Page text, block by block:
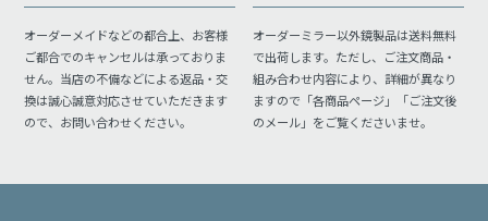
オーダーメイドなどの都合上、お客様
ご都合でのキャンセルは承っておりま
せん。当店の不備などによる返品・交
換は誠心誠意対応させていただきます
ので、お問い合わせください。
オーダーミラー以外鏡製品は送料無料
で出荷します。ただし、ご注文商品・
組み合わせ内容により、詳細が異なり
ますので「各商品ページ」「ご注文後
のメール」をご覧くださいませ。